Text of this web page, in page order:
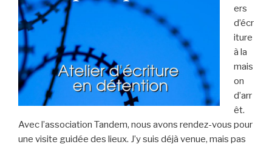
ers
d’écr
iture
à la
mais
on
d’arr
êt.
Avec l’association Tandem, nous avons rendez-vous pour
une visite guidée des lieux. J’y suis déjà venue, mais pas